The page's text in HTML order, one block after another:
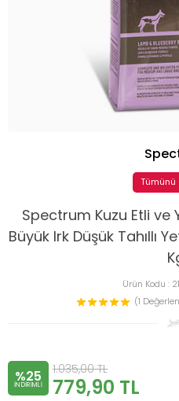
Spectrum Kuzu Etli ve
Büyük Irk Düşük Tahıllı
Ürün Kodu :
(1
Tümünü
%25
INDIRIMLI
1.035,00TL
779,90 TL